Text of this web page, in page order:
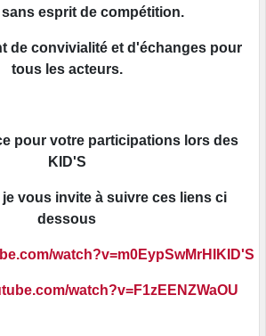
esprit de compétition.
de convivialité et d'échanges pour
tous les acteurs.
pour votre participations lors des
KID'S
je vous invite à suivre ces liens ci
dessous
watch?v=m0EypSwMrHIKID'S
watch?v=F1zEENZWaOU